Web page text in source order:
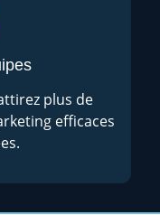
plus de
efficaces